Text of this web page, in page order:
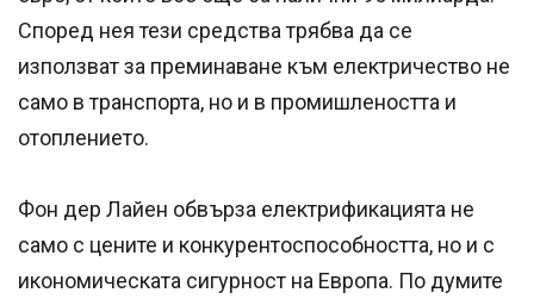
Според нея тези средства трябва да се
използват за преминаване към електричество не
само в транспорта, но и в промишлеността и
отоплението.
Фон дер Лайен обвърза електрификацията не
само с цените и конкурентоспособността, но и с
икономическата сигурност на Европа. По думите